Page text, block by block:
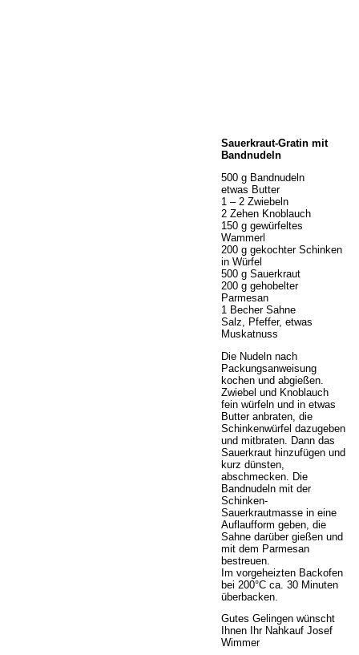
Sauerkraut-Gratin mit
Bandnudeln
500 g Bandnudeln
etwas Butter
1 – 2 Zwiebeln
2 Zehen Knoblauch
150 g gewürfeltes
Wammerl
200 g gekochter Schinken
in Würfel
500 g Sauerkraut
200 g gehobelter
Parmesan
1 Becher Sahne
Salz, Pfeffer, etwas
Muskatnuss
Die Nudeln nach
Packungsanweisung
kochen und abgießen.
Zwiebel und Knoblauch
fein würfeln und in etwas
Butter anbraten, die
Schinkenwürfel dazugeben
und mitbraten. Dann das
Sauerkraut hinzufügen und
kurz dünsten,
abschmecken. Die
Bandnudeln mit der
Schinken-
Sauerkrautmasse in eine
Auflaufform geben, die
Sahne darüber gießen und
mit dem Parmesan
bestreuen.
Im vorgeheizten Backofen
bei 200°C ca. 30 Minuten
überbacken.
Gutes Gelingen wünscht
Ihnen Ihr Nahkauf Josef
Wimmer